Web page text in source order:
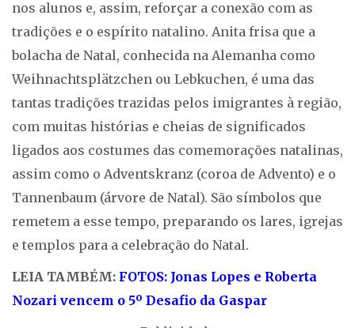
nos alunos e, assim, reforçar a conexão com as
tradições e o espírito natalino. Anita frisa que a
bolacha de Natal, conhecida na Alemanha como
Weihnachtsplätzchen ou Lebkuchen, é uma das
tantas tradições trazidas pelos imigrantes à região,
com muitas histórias e cheias de significados
ligados aos costumes das comemorações natalinas,
assim como o Adventskranz (coroa de Advento) e o
Tannenbaum (árvore de Natal). São símbolos que
remetem a esse tempo, preparando os lares, igrejas
e templos para a celebração do Natal.
LEIA TAMBÉM: FOTOS: Jonas Lopes e Roberta
Nozari vencem o 5º Desafio da Gaspar